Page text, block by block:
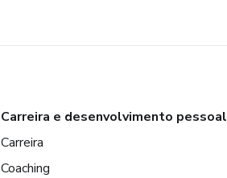
Carreira e desenvolvimento pessoal
Carreira
Coaching